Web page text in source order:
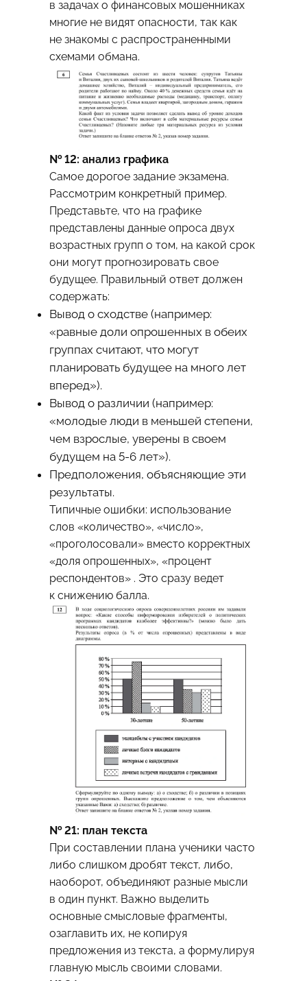
в задачах о финансовых мошенниках
многие не видят опасности, так как
не знакомы с распространенными
схемами обмана.
№ 12: анализ графика
Самое дорогое задание экзамена.
Рассмотрим конкретный пример.
Представьте, что на графике
представлены данные опроса двух
возрастных групп о том, на какой срок
они могут прогнозировать свое
будущее. Правильный ответ должен
содержать:
Вывод о сходстве (например:
«равные доли опрошенных в обеих
группах считают, что могут
планировать будущее на много лет
вперед»).
Вывод о различии (например:
«молодые люди в меньшей степени,
чем взрослые, уверены в своем
будущем на 5-6 лет»).
Предположения, объясняющие эти
результаты.
Типичные ошибки: использование
слов «количество», «число»,
«проголосовали» вместо корректных
«доля опрошенных», «процент
респондентов» . Это сразу ведет
к снижению балла.
№ 21: план текста
При составлении плана ученики часто
либо слишком дробят текст, либо,
наоборот, объединяют разные мысли
в один пункт. Важно выделить
основные смысловые фрагменты,
озаглавить их, не копируя
предложения из текста, а формулируя
главную мысль своими словами.